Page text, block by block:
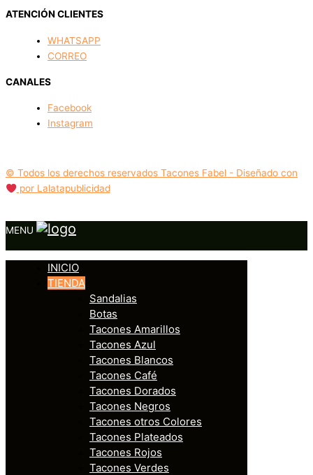
ATENCIÓN CLIENTES
WHATSAPP
CORREO
CANALES
Facebook
Instagram
© Todos los derechos reservados Tacones Fabel - Diseñado con
por Lalatapublicidad
MENU
INICIO
TIENDA
Sandalias
Botas
Tacones Amarillos
Tacones Azul
Tacones Blancos
Tacones Café
Tacones Dorados
Tacones Negros
Tacones otros Colores
Tacones Plateados
Tacones Rojos
Tacones Verdes